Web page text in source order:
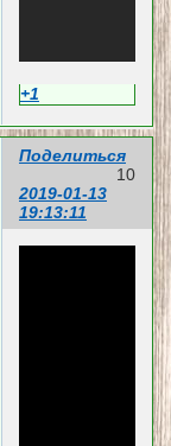
+1
Поделиться
10
2019-01-13
19:13:11